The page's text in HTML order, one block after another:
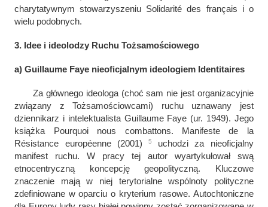
charytatywnym stowarzyszeniu Solidarité des français i o
wielu podobnych.
3. Idee i ideolodzy Ruchu Tożsamościowego
a) Guillaume Faye nieoficjalnym ideologiem Identitaires
Za głównego ideologa (choć sam nie jest organizacyjnie
związany z Tożsamościowcami) ruchu uznawany jest
dziennikarz i intelektualista Guillaume Faye (ur. 1949). Jego
książka Pourquoi nous combattons. Manifeste de la
Résistance européenne (2001)5
uchodzi za nieoficjalny
manifest ruchu.W pracy tej autor wyartykułował swą
etnocentryczną koncepcję geopolityczną. Kluczowe
znaczenie mają w niej terytorialne wspólnoty polityczne
zdefiniowane w oparciu o kryterium rasowe. Autochtoniczne